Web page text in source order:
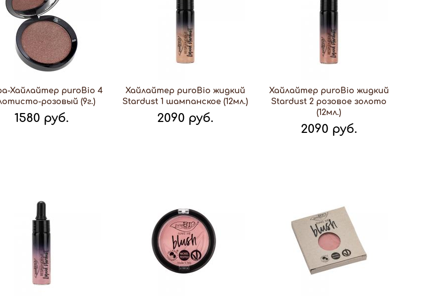
Хайлайтер puroBio 4
розовый (9г.)
1580 руб.
Хайлайтер puroBio жидкий
Stardust 1 шампанское (12мл.)
2090 руб.
Хайлайтер puroBio жидкий
Stardust 2 розовое золото
(12мл.)
2090 руб.